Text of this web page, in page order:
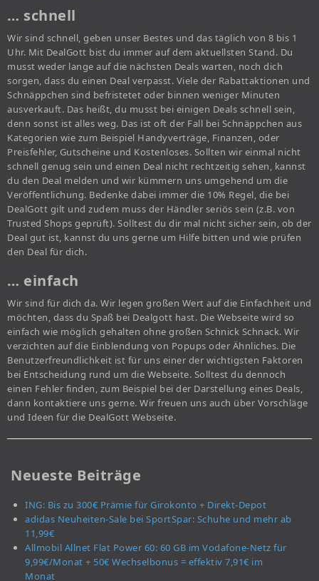
… schnell
Wir sind schnell, geben unser Bestes und das täglich von 8 bis 1
Uhr. Mit DealGott bist du immer auf dem aktuellsten Stand. Du
musst weder lange auf die nächsten Deals warten, noch dich
sorgen, dass du einen Deal verpasst. Viele der Rabattaktionen und
Schnäppchen sind befristetet oder binnen weniger Minuten
ausverkauft. Das heißt, du musst bei einigen Deals schnell sein,
denn sonst ist alles weg. Das ist oft der Fall bei Schnäppchen aus
Kategorien wie zum Beispiel Handyverträge, Finanzen, oder
Preisfehler, Gutscheine und Kostenloses. Sollten wir einmal nicht
schnell genug sein und einen Deal nicht rechtzeitig sehen, kannst
du den Deal melden und wir kümmern uns umgehend um die
Veröffentlichung. Bedenke dabei immer die 10% Regel, die bei
DealGott gilt und zudem muss der Händler seriös sein (z.B. von
Trusted Shops geprüft). Solltest du dir mal nicht sicher sein, ob der
Deal gut ist, kannst du uns gerne um Hilfe bitten und wie prüfen
den Deal für dich.
… einfach
Wir sind für dich da. Wir legen großen Wert auf die Einfachheit und
möchten, dass du Spaß bei Dealgott hast. Die Webseite wird so
einfach wie möglich gehalten ohne großen Schnick Schnack. Wir
verzichten auf die Einblendung von Popups oder Ähnliches. Die
Benutzerfreundlichkeit ist für uns einer der wichtigsten Faktoren
bei Entscheidung rund um die Webseite. Solltest du dennoch
einen Fehler finden, zum Beispiel bei der Darstellung eines Deals,
dann kontaktiere uns gerne. Wir freuen uns auch über Vorschläge
und Ideen für die DealGott Webseite.
Neueste Beiträge
ING: Bis zu 300€ Prämie für Girokonto + Direkt-Depot
adidas Neuheiten-Sale bei SportSpar: Schuhe und mehr ab
11,99€
Allmobil Allnet Flat Power 60: 60 GB im Vodafone-Netz für
9,99€/Monat + 50€ Wechselbonus = effektiv 7,91€ im
Monat